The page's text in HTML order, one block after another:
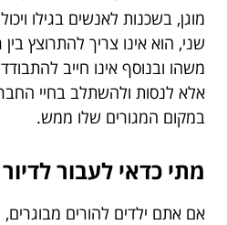
מוגן, בשכנות לאנשים בגילו
שני, הוא אינו צריך להתרוצץ
משהו ובנוסף אינו חייב
אלא לנסות ולהשתלב בחיי
במקום המגורים שלו ממש.
מתי כדאי לעבור לדיור
אם אתם ילדים להורים